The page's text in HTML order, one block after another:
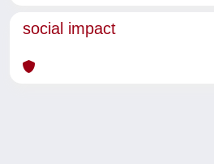
social impact